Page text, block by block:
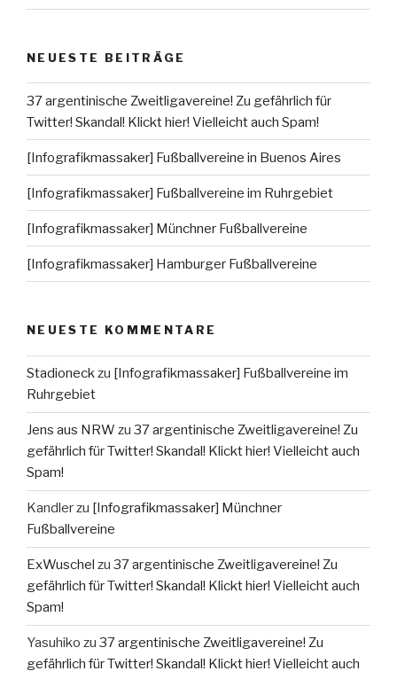
NEUESTE BEITRÄGE
37 argentinische Zweitligavereine! Zu gefährlich für
Twitter! Skandal! Klickt hier! Vielleicht auch Spam!
[Infografikmassaker] Fußballvereine in Buenos Aires
[Infografikmassaker] Fußballvereine im Ruhrgebiet
[Infografikmassaker] Münchner Fußballvereine
[Infografikmassaker] Hamburger Fußballvereine
NEUESTE KOMMENTARE
Stadioneckzu [Infografikmassaker] Fußballvereine im
Ruhrgebiet
Jens aus NRW zu 37 argentinische Zweitligavereine! Zu
gefährlich für Twitter! Skandal! Klickt hier! Vielleicht auch
Spam!
Kandlerzu [Infografikmassaker] Münchner
Fußballvereine
ExWuschel zu 37 argentinische Zweitligavereine! Zu
gefährlich für Twitter! Skandal! Klickt hier! Vielleicht auch
Spam!
Yasuhiko zu 37 argentinische Zweitligavereine! Zu
gefährlich für Twitter! Skandal! Klickt hier! Vielleicht auch